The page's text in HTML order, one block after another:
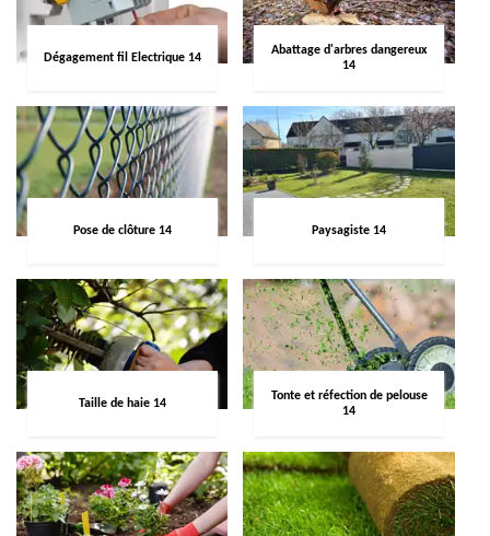
Dégagement fil Electrique 14
Abattage d'arbres dangereux
14
Pose de clôture 14 Paysagiste 14
Taille de haie 14
Tonte et réfection de pelouse
14